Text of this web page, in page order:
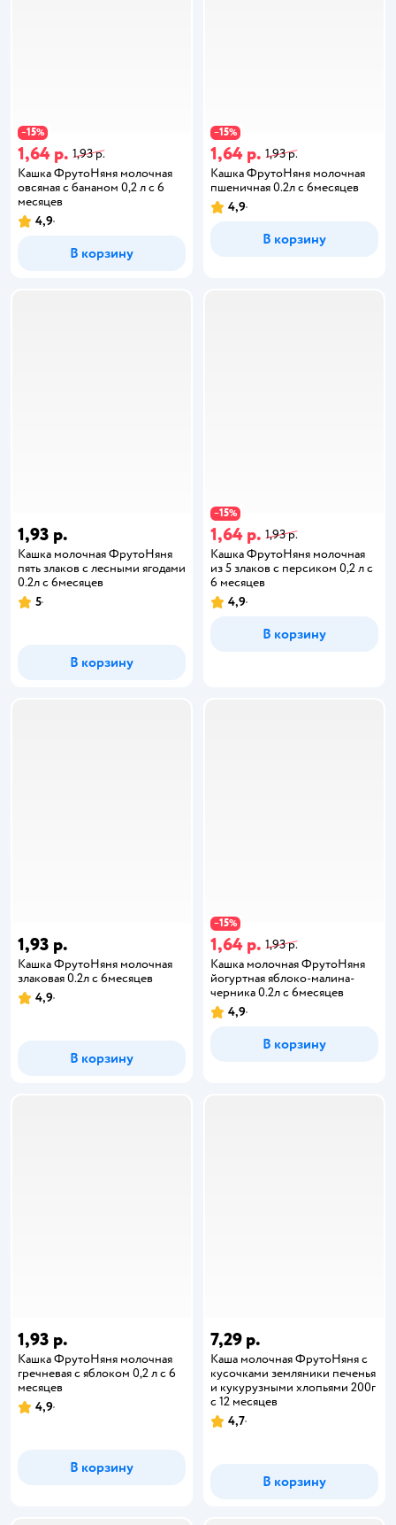
−15%
1,64 р. 1,93 р.
Кашка ФрутоНяня молочная
овсяная с бананом 0,2 л с 6
месяцев
4,9
В корзину
−15%
1,64 р. 1,93 р.
Кашка ФрутоНяня молочная
пшеничная 0.2л с 6месяцев
4,9
В корзину
1,93 р.
Кашка молочная ФрутоНяня
пять злаков с лесными ягодами
0.2л с 6месяцев
5
В корзину
−15%
1,64 р. 1,93 р.
Кашка ФрутоНяня молочная
из 5 злаков с персиком 0,2 л с
6 месяцев
4,9
В корзину
1,93 р.
Кашка ФрутоНяня молочная
злаковая 0.2л с 6месяцев
4,9
В корзину
−15%
1,64 р. 1,93 р.
Кашка молочная ФрутоНяня
йогуртная яблоко-малина-
черника 0.2л с 6месяцев
4,9
В корзину
1,93 р.
Кашка ФрутоНяня молочная
гречневая с яблоком 0,2 л с 6
месяцев
4,9
В корзину
7,29 р.
Каша молочная ФрутоНяня с
кусочками земляники печенья
и кукурузными хлопьями 200г
с 12 месяцев
4,7
В корзину